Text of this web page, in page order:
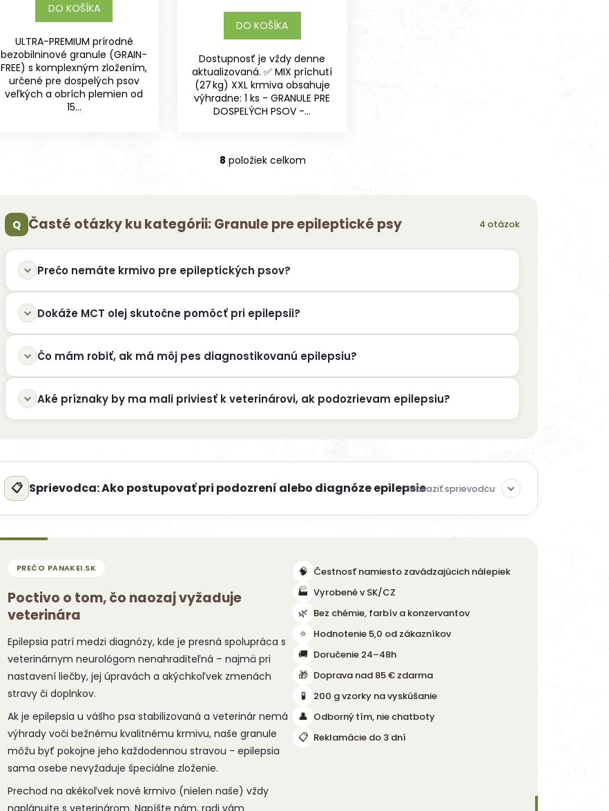
27kg (3x9kg)
DO KOŠÍKA
ULTRA-PREMIUM prírodné
bezobilninové granule (GRAIN-
FREE) s komplexným zložením,
určené pre dospelých psov
veľkých a obrích plemien od
15...
DO KOŠÍKA
Dostupnosť je vždy denne
aktualizovaná. ✅ MIX príchutí
(27 kg) XXL krmiva obsahuje
výhradne: 1 ks - GRANULE PRE
DOSPELÝCH PSOV -...
O
d
i
e
p
r
v
k
y
v
ý
i
8 položiek celkom
Časté otázky ku kategórii: Granule pre epileptické psy
Prečo nemáte krmivo pre epileptických psov?
Dokáže MCT olej skutočne pomôcť pri epilepsii?
Čo mám robiť, ak má môj pes diagnostikovanú epilepsiu?
Aké príznaky by ma mali priviesť k veterinárovi, ak podozrievam epilepsiu?
Sprievodca: Ako postupovať pri podozrení alebo diagnóze epilepsie
Poctivo o tom, čo naozaj vyžaduje
veterinára
Epilepsia patrí medzi diagnózy, kde je presná spolupráca s
veterinárnym neurológom nenahraditeľná – najmä pri
nastavení liečby, jej úpravách a akýchkoľvek zmenách
stravy či doplnkov.
Ak je epilepsia u vášho psa stabilizovaná a veterinár nemá
výhrady voči bežnému kvalitnému krmivu, naše granule
môžu byť pokojne jeho každodennou stravou - epilepsia
sama osebe nevyžaduje špeciálne zloženie.
Prechod na akékoľvek nové krmivo (nielen naše) vždy
🧠 Čestnosť namiesto zavádzajúcich nálepiek
🏭 Vyrobené v SK/CZ
🌿 Bez chémie, farbív a konzervantov
⭐ Hodnotenie 5,0 od zákazníkov
🚚 Doručenie 24–48h
🎁 Doprava nad 85 € zdarma
🧪 200 g vzorky na vyskúšanie
👤 Odborný tím, nie chatboty
📋 Reklamácie do 3 dní